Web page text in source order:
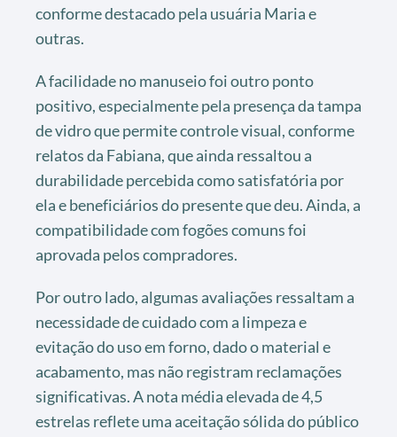
conforme destacado pela usuária Maria e
outras.
A facilidade no manuseio foi outro ponto
positivo, especialmente pela presença da tampa
de vidro que permite controle visual, conforme
relatos da Fabiana, que ainda ressaltou a
durabilidade percebida como satisfatória por
ela e beneficiários do presente que deu. Ainda, a
compatibilidade com fogões comuns foi
aprovada pelos compradores.
Por outro lado, algumas avaliações ressaltam a
necessidade de cuidado com a limpeza e
evitação do uso em forno, dado o material e
acabamento, mas não registram reclamações
significativas. A nota média elevada de 4,5
estrelas reflete uma aceitação sólida do público